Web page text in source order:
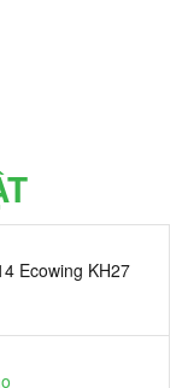
Ecowing KH27